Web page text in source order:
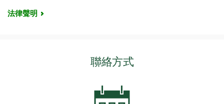
法律聲明
聯絡方式